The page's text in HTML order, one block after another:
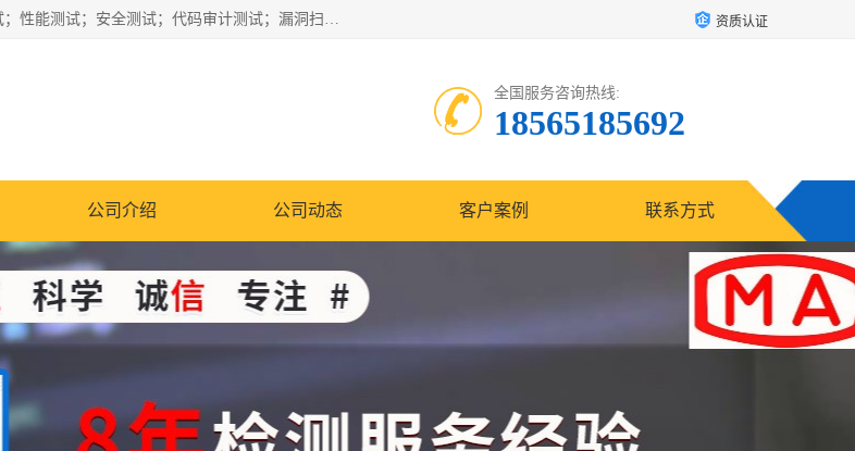
正检信服提供软件产品登记测试；科技项目验收测试；产品确认测试；功能测试；性能测试；安全测试；代码审计测试；漏洞扫描测试；渗透测试；风险评估测试；信息安全等级保护测评；双软认定；实验室建设质量体系建设；软件着作权、软件评测等服务。 资质认证
全国服务咨询热线:
18565185692
公司介绍 公司动态 客户案例 联系方式